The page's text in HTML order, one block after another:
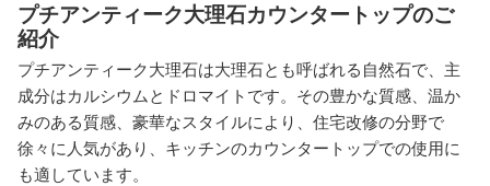
プチアンティーク大理石カウンタートップのご
紹介
プチアンティーク大理石は大理石とも呼ばれる自然石で、主
成分はカルシウムとドロマイトです。その豊かな質感、温か
みのある質感、豪華なスタイルにより、住宅改修の分野で
徐々に人気があり、キッチンのカウンタートップでの使用に
も適しています。